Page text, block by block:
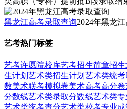
黑龙江高考录取查询2024年黑龙
艺考热门标签
艺考许愿院校库艺考招生简章招生
生计划 艺术类招生计划 艺术类统考
数美术联考模拟卷美术高考高分卷
分数线艺术类录取分数线艺术类
艺术类统考查分艺术类校考专业成